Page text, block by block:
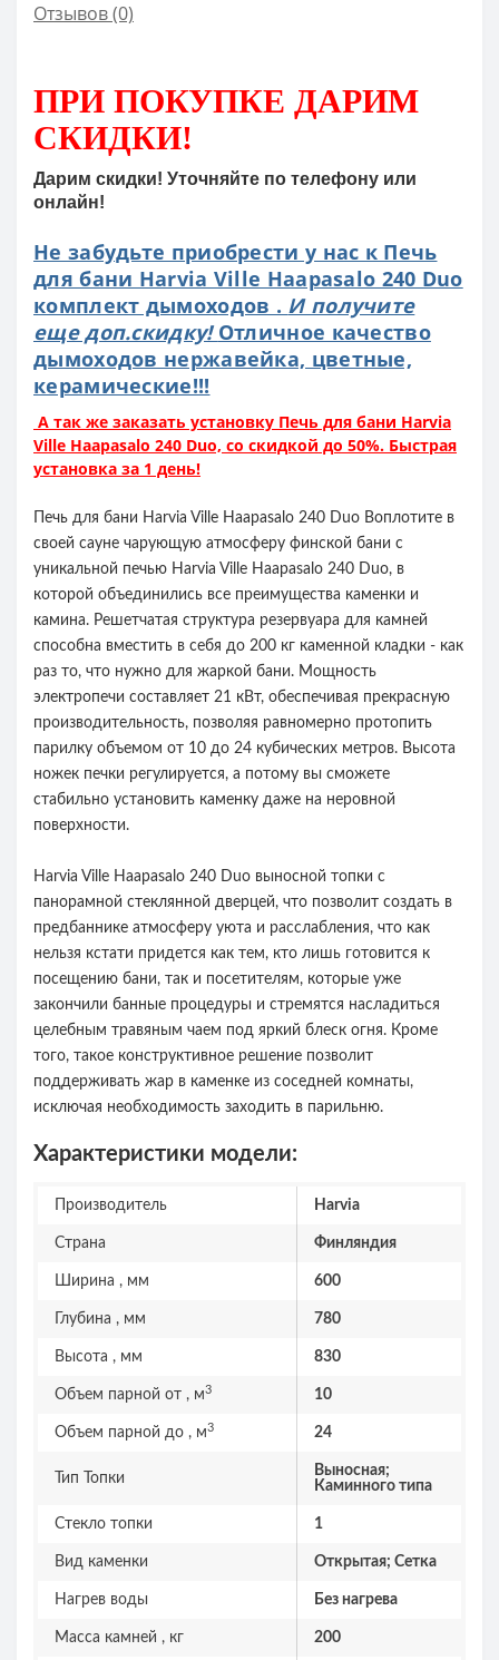
Отзывов (0)
ПРИ ПОКУПКЕ ДАРИМ
СКИДКИ!
Дарим скидки! Уточняйте по телефону или
онлайн!
Не забудьте приобрести у нас к Печь
для бани Harvia Ville Haapasalo 240 Duo
комплект дымоходов . И получите
еще доп.скидку!Отличное качество
дымоходов нержавейка, цветные,
керамические!!!
А так же заказать установку Печь для бани Harvia
Ville Haapasalo 240 Duo, со скидкой до 50%. Быстрая
установка за 1 день!
Печь для бани Harvia Ville Haapasalo 240 Duo Воплотите в
своей сауне чарующую атмосферу финской бани с
уникальной печью Harvia Ville Haapasalo 240 Duo, в
которой объединились все преимущества каменки и
камина. Решетчатая структура резервуара для камней
способна вместить в себя до 200 кг каменной кладки - как
раз то, что нужно для жаркой бани. Мощность
электропечи составляет 21 кВт, обеспечивая прекрасную
производительность, позволяя равномерно протопить
парилку объемом от 10 до 24 кубических метров. Высота
ножек печки регулируется, а потому вы сможете
стабильно установить каменку даже на неровной
поверхности.
Harvia Ville Haapasalo 240 Duo выносной топки с
панорамной стеклянной дверцей, что позволит создать в
предбаннике атмосферу уюта и расслабления, что как
нельзя кстати придется как тем, кто лишь готовится к
посещению бани, так и посетителям, которые уже
закончили банные процедуры и стремятся насладиться
целебным травяным чаем под яркий блеск огня. Кроме
того, такое конструктивное решение позволит
поддерживать жар в каменке из соседней комнаты,
исключая необходимость заходить в парильню.
Характеристики модели:
Производитель Harvia
Страна Финляндия
Ширина , мм 600
Глубина , мм 780
Высота , мм 830
Объем парной от , м3 10
Объем парной до , м3 24
Тип Топки
Выносная;
Каминного типа
Стекло топки 1
Вид каменки Открытая; Сетка
Нагрев воды Без нагрева
Масса камней , кг 200